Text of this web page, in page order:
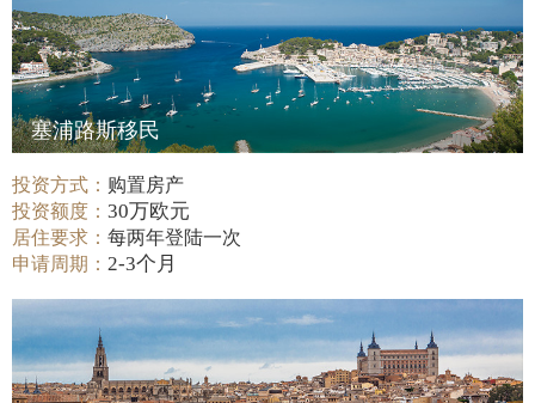
塞浦路斯移民
投资方式： 购置房产
投资额度：30万欧元
居住要求：每两年登陆一次
申请周期： 2-3个月